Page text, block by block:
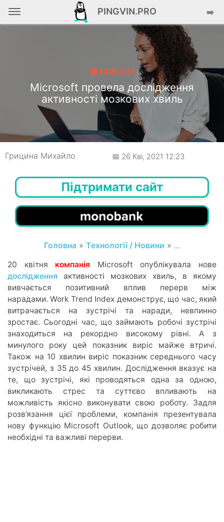
PINGVIN.PRO ➡️
📰 НОВИНИ
Microsoft провела дослідження
активності мозкових хвиль
Грицина Михайло 📅 26 Кві, 2021 12:23
Підтримати сайт
Головна » Технології / Новини » ...
20 квітня компанія Microsoft опублікувала нове
дослідження активності мозкових хвиль, в якому
вивчається позитивний вплив перерв між
нарадами. Work Trend Index демонструє, що час, який
витрачається на зустрічі та наради, невпинно
зростає. Сьогодні час, що займають робочі зустрічі
знаходиться на рекордно високому рівні. А з
минулого року цей показник виріс майже втричі.
Також на 10 хвилин виріс показник середнього часу
зустрічей, з 35 до 45 хвилин. Дослідження вказує на
те, що зустрічі, які проводяться одна за одною,
викликають стрес та суттєво впливають на
можливість якісно виконувати свою роботу. Задля
розв’язання цієї проблеми, компанія презентувала
нову функцію Microsoft Outlook, що дозволяє робити
необхідні та важливі перерви.